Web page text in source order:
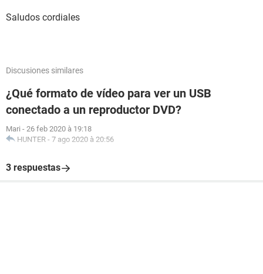
Saludos cordiales
Discusiones similares
¿Qué formato de vídeo para ver un USB
conectado a un reproductor DVD?
Mari - 26 feb 2020 à 19:18
HUNTER - 7 ago 2020 à 20:56
3 respuestas